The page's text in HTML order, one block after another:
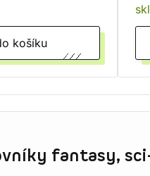
košíku
fantasy,